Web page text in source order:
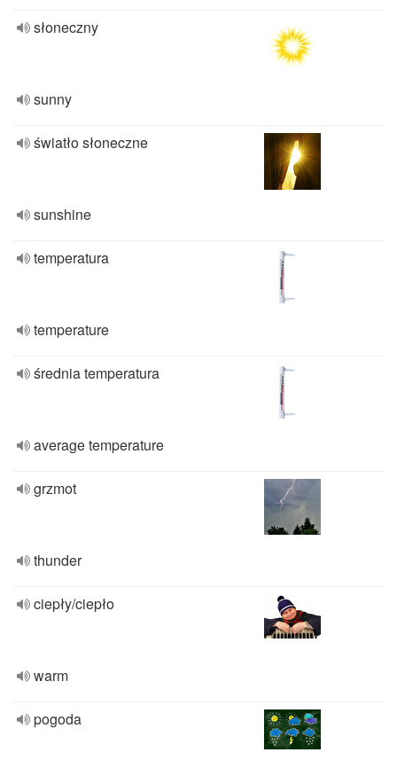
słoneczny
sunny
światło słoneczne
sunshine
temperatura
temperature
średnia temperatura
average temperature
grzmot
thunder
ciepły/ciepło
warm
pogoda